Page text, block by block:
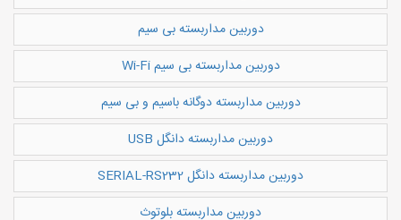
دوربین مداربسته بی سیم
دوربین مداربسته بی سیم Wi-Fi
دوربین مداربسته دوگانه باسیم و بی سیم
دوربین مداربسته دانگل USB
دوربین مداربسته دانگل SERIAL-RS232
دوربین مداربسته بلوتوث